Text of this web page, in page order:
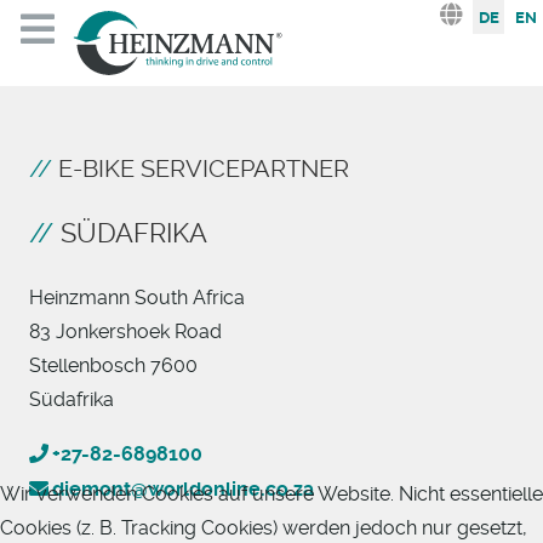
Sprache
DE EN
E-BIKE SERVICEPARTNER
SÜDAFRIKA
Heinzmann South Africa
83 Jonkershoek Road
Stellenbosch 7600
Südafrika
+27-82-6898100
diemont@worldonline.co.za
Wir verwenden Cookies auf unsere Website. Nicht essentielle
Cookies (z. B. Tracking Cookies) werden jedoch nur gesetzt,